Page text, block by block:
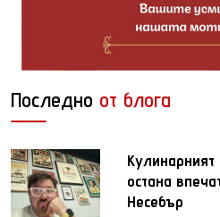
Последно от блога
остана
Несебър